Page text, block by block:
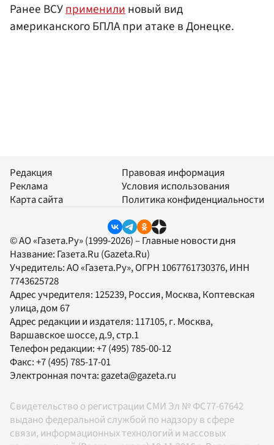
Ранее ВСУприменилиновый вид
американского БПЛА при атаке в Донецке.
Редакция
Реклама
Карта сайта
Правовая информация
Условия использования
Политика конфиденциальности
© АО «Газета.Ру» (1999-2026) – Главные новости дня
Название: Газета.Ru (Gazeta.Ru)
Учредитель:АО «Газета.Ру», ОГРН 1067761730376, ИНН
7743625728
Адрес учредителя: 125239, Россия, Москва, Коптевская
улица, дом 67
Адрес редакции и издателя: 117105, г. Москва,
Варшавское шоссе, д.9, стр.1
Телефон редакции:+7 (495) 785-00-12
Факс:+7 (495) 785-17-01
Электронная почта: gazeta@gazeta.ru
Свидетельство о регистрации СМИ Эл № ФС77-67642
выдано федеральной службой по надзору в сфере
связи, информационных технологий и массовых